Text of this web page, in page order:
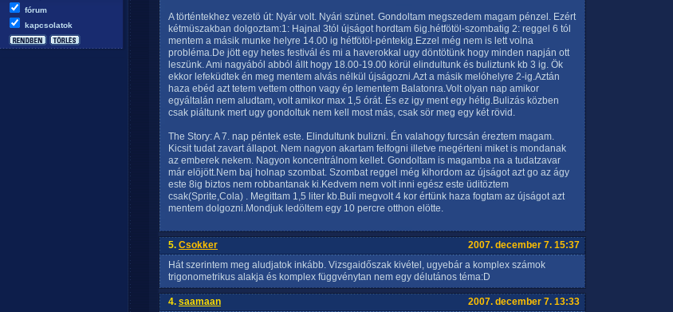
fórum
kapcsolatok
A történtekhez vezetö út: Nyár volt. Nyári szünet. Gondoltam megszedem magam pénzel. Ezért
kétmüszakban dolgoztam:1: Hajnal 3tól újságot hordtam 6ig.hétfötöl-szombatig 2: reggel 6 tól
mentem a másik munke helyre 14.00 ig hétfötöl-péntekig.Ezzel még nem is lett volna
probléma.De jött egy hetes festivál és mi a haverokkal ugy döntötünk hogy minden napján ott
leszünk. Ami nagyából abból állt hogy 18.00-19.00 körül elindultunk és buliztunk kb 3 ig. Ök
ekkor lefeküdtek én meg mentem alvás nélkül újságozni.Azt a másik melóhelyre 2-ig.Aztán
haza ebéd azt tetem vettem otthon vagy ép lementem Balatonra.Volt olyan nap amikor
egyáltalán nem aludtam, volt amikor max 1,5 órát. És ez igy ment egy hétig.Bulizás közben
csak piáltunk mert ugy gondoltuk nem kell most más, csak sör meg egy két rövid.
The Story: A 7. nap péntek este. Elindultunk bulizni. Én valahogy furcsán éreztem magam.
Kicsit tudat zavart állapot. Nem nagyon akartam felfogni illetve megérteni miket is mondanak
az emberek nekem. Nagyon koncentrálnom kellet. Gondoltam is magamba na a tudatzavar
már elöjött.Nem baj holnap szombat. Szombat reggel még kihordom az újságot azt go az ágy
este 8ig biztos nem robbantanak ki.Kedvem nem volt inni egész este üditöztem
csak(Sprite,Cola) . Megittam 1,5 liter kb.Buli megvolt 4 kor értünk haza fogtam az újságot azt
mentem dolgozni.Mondjuk ledöltem egy 10 percre otthon elötte.
5. Csokker
2007. december 7. 15:37
Hát szerintem meg aludjatok inkább. Vizsgaidőszak kivétel, ugyebár a komplex számok
trigonometrikus alakja és komplex függvénytan nem egy délutános téma:D
4. saamaan
2007. december 7. 13:33